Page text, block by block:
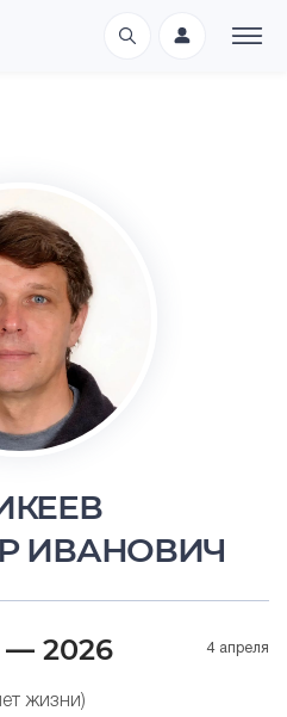
ИВАНОВИЧ
— 2026
жизни)
4 апреля